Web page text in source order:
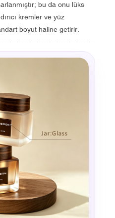
bu da onu lüks
kremler ve yüz
boyut haline getirir.